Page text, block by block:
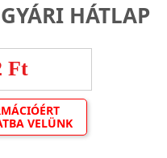
HÁTLAP
Ft
VELÜNK